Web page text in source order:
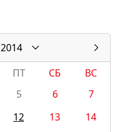
2014
ПТ СБ
ВС
5 6
7
12 13
14